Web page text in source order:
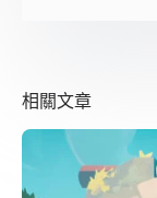
相關文章